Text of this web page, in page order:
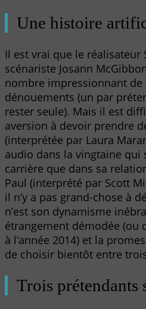
Une histoire
Il est vrai que le réalisateur
scénariste Josann
nombre impressionnant
dénouements (un par
rester seule). Mais il est
aversion à devoir prendre
(interprétée par Laura
audio dans la vingtaine qui
carrière que dans sa
Paul (interprété par Scott
il n’y a pas grand-chose à
n’est son dynamisme
étrangement démodée (ou
à l’année 2014) et la
de choisir bientôt entre
Trois prétendants